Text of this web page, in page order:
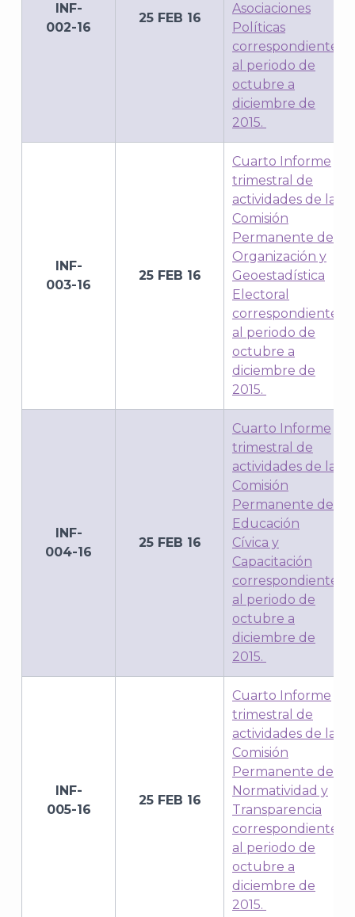
INF-
002-16
25 FEB 16
Asociaciones
Políticas
correspondiente
al periodo de
octubre a
diciembre de
2015.
INF-
003-16
25 FEB 16
Cuarto Informe
trimestral de
actividades de la
Comisión
Permanente de
Organización y
Geoestadística
Electoral
correspondiente
al periodo de
octubre a
diciembre de
2015.
INF-
004-16
25 FEB 16
Cuarto Informe
trimestral de
actividades de la
Comisión
Permanente de
Educación
Cívica y
Capacitación
correspondiente
al periodo de
octubre a
diciembre de
2015.
INF-
005-16
25 FEB 16
Cuarto Informe
trimestral de
actividades de la
Comisión
Permanente de
Normatividad y
Transparencia
correspondiente
al periodo de
octubre a
diciembre de
2015.